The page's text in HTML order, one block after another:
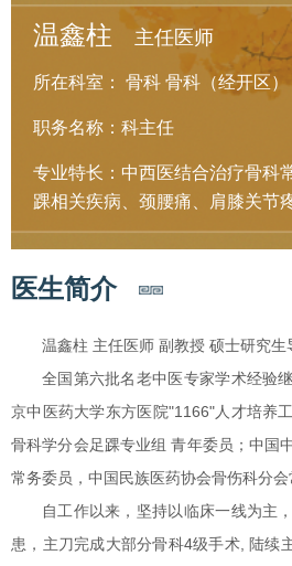
温鑫柱 主任医师
所在科室： 骨科 骨科（经开区）
职务名称：科主任
专业特长：中西医结合治疗骨科
踝相关疾病、颈腰痛、肩膝关节
医生简介
温鑫柱 主任医师 副教授 硕士研究生
全国第六批名老中医专家学术经验
京中医药大学东方医院"1166"人才培养
骨科学分会足踝专业组 青年委员；中国
常务委员，中国民族医药协会骨伤科分会
自工作以来，坚持以临床一线为主
患，主刀完成大部分骨科4级手术, 陆续